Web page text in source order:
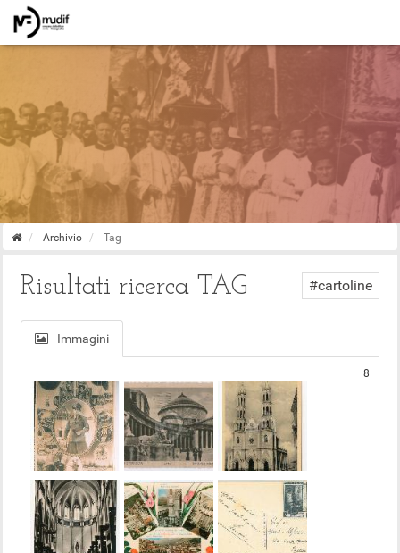
(tbt)
Archivio Tag
#cartoline
Risultati ricerca TAG
Immagini
8